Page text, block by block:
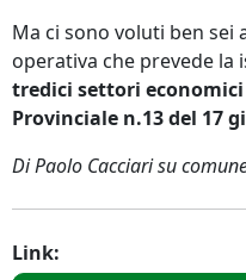
Ma ci sono voluti ben sei
operativa che prevede
tredici settori
Provinciale n.13 del 17
Di Paolo Cacciari su
Link: